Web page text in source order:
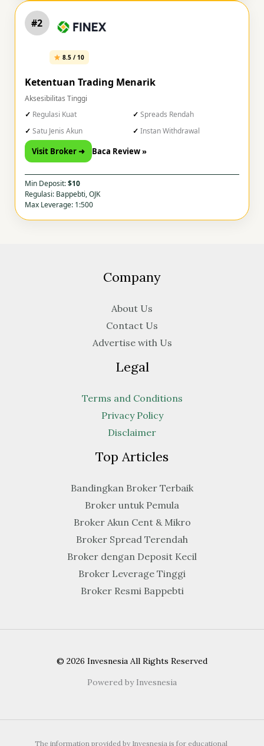
#2
8.5 / 10
Ketentuan Trading Menarik
Aksesibilitas Tinggi
Regulasi Kuat
Spreads Rendah
Satu Jenis Akun
Instan Withdrawal
Visit Broker ➜ Baca Review »
Min Deposit:$10
Regulasi: Bappebti, OJK
Max Leverage: 1:500
Company
About Us
Contact Us
Advertise with Us
Legal
Terms and Conditions
Privacy Policy
Disclaimer
Top Articles
Bandingkan Broker Terbaik
Broker untuk Pemula
Broker Akun Cent & Mikro
Broker Spread Terendah
Broker dengan Deposit Kecil
Broker Leverage Tinggi
Broker Resmi Bappebti
© 2026 Invesnesia All Rights Reserved
Powered by Invesnesia
The information provided by Invesnesia is for educational